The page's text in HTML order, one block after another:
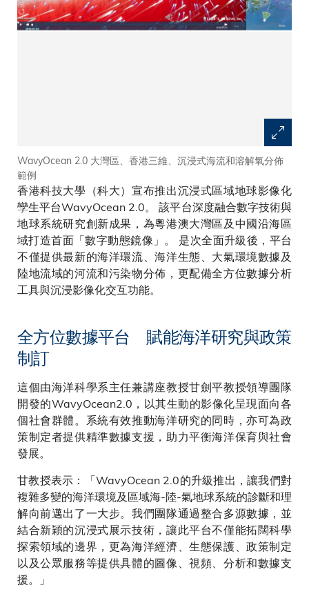
WavyOcean 2.0 大灣區、香港三維、沉浸式海流和溶解氧分佈
範例
香港科技大學（科大）宣布推出沉浸式區域地球影像化
孿生平台WavyOcean 2.0。 該平台深度融合數字技術與
地球系統研究創新成果，為粵港澳大灣區及中國沿海區
域打造首面「數字動態鏡像」。 是次全面升級後，平台
不僅提供最新的海洋環流、海洋生態、大氣環境數據及
陸地流域的河流和污染物分佈，更配備全方位數據分析
工具與沉浸影像化交互功能。
全方位數據平台 賦能海洋研究與政策
制訂
這個由海洋科學系主任兼講座教授甘劍平教授領導團隊
開發的WavyOcean2.0，以其生動的影像化呈現面向各
個社會群體。系統有效推動海洋研究的同時，亦可為政
策制定者提供精準數據支援，助力平衡海洋保育與社會
發展。
甘教授表示：「WavyOcean 2.0的升級推出，讓我們對
複雜多變的海洋環境及區域海-陸-氣地球系統的診斷和理
解向前邁出了一大步。我們團隊通過整合多源數據，並
結合新穎的沉浸式展示技術，讓此平台不僅能拓闊科學
探索領域的邊界，更為海洋經濟、生態保護、政策制定
以及公眾服務等提供具體的圖像、視頻、分析和數據支
援。」